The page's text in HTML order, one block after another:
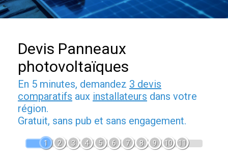
Devis Panneaux
photovoltaïques
En 5 minutes, demandez 3 devis
comparatifs aux installateurs dans votre
région.
Gratuit, sans pub et sans engagement.
1 2 3 4 5 6 7 8 9 10 11